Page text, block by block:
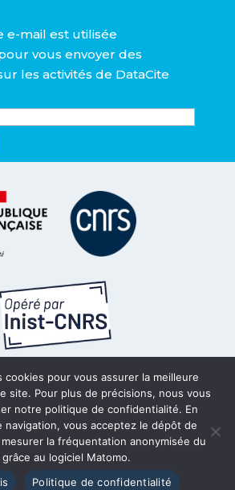
e-mail est utilisée
vous envoyer des
les activités de DataCite
de confidentialité
Mentions légales
Accessibilité
cookies pour vous assurer la meilleure
site. Pour plus de précisions, nous vous
notre politique de confidentialité. En
navigation, vous acceptez le dépôt de
la fréquentation anonymisée du
au logiciel Matomo.
Politique de confidentialité